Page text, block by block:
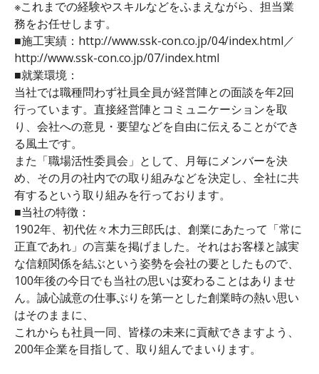
※これまでの経験やスキルなどをふまえながら、担当業
務をお任せします。
■施工実績：http://www.ssk-con.co.jp/04/index.html／
http://www.ssk-con.co.jp/07/index.html
■就業環境：
当社では職種問わず社員全員が経営陣との面談を年2回
行っています。直接経営陣とコミュニケーションを取
り、会社への意見・要望などを自由に伝えることができ
る風土です。
また「職場活性委員会」として、月毎にメンバーを決
め、その月の社内での取り組みなどを決定し、全社に共
有するという取り組みを行っております。
■当社の特徴：
1902年、初代佐々木力三郎氏は、創業にあたって「常に
正直であれ」の言葉を掲げました。それはお客様と誠実
な信頼関係を結ぶという姿勢を会社の要としたもので、
100年後の今日でも当社の思いは変わることはありませ
ん。誠心誠意の仕事ぶりを第一とした創業時の熱い思い
はそのままに、
これからも社員一同、皆様の未来に貢献できますよう、
200年企業を目指して、取り組んでまいります。